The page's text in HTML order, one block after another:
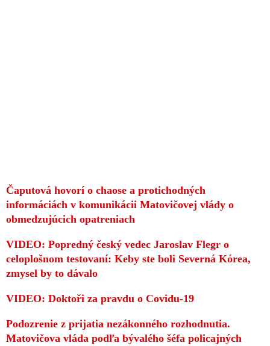
Čaputová hovorí o chaose a protichodných
informáciách v komunikácii Matovičovej vlády o
obmedzujúcich opatreniach
VIDEO: Popredný český vedec Jaroslav Flegr o
celoplošnom testovaní: Keby ste boli Severná Kórea,
zmysel by to dávalo
VIDEO: Doktoři za pravdu o Covidu-19
Podozrenie z prijatia nezákonného rozhodnutia.
Matovičova vláda podľa bývalého šéfa policajných